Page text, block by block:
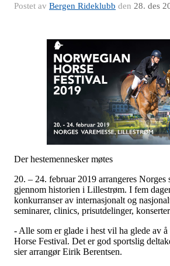
Postet av Bergen Rideklubb den 28. des
Der hestemennesker møtes
20. – 24. februar 2019 arrangeres Norges
gjennom historien i Lillestrøm. I fem
konkurranser av internasjonalt og
seminarer, clinics, prisutdelinger,
- Alle som er glade i hest vil ha glede av
Horse Festival. Det er god sportslig
sier arrangør Eirik Berentsen.